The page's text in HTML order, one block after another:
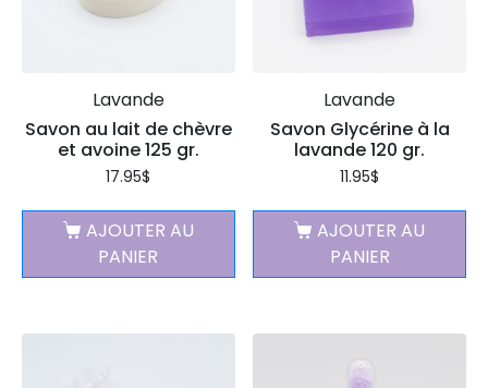
Lavande
Savon au lait de chèvre
et avoine 125 gr.
17.95$
AJOUTER AU
PANIER
Lavande
Savon Glycérine à la
lavande 120 gr.
11.95$
AJOUTER AU
PANIER